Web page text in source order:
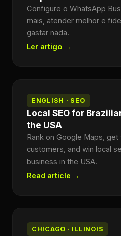
Configure o WhatsApp
mais, atender melhor e
gastar nada.
Ler artigo →
ENGLISH · SEO
Local SEO for
the USA
Rank on Google Maps,
customers, and win local
business in the USA.
Read article →
CHICAGO · ILLINOIS